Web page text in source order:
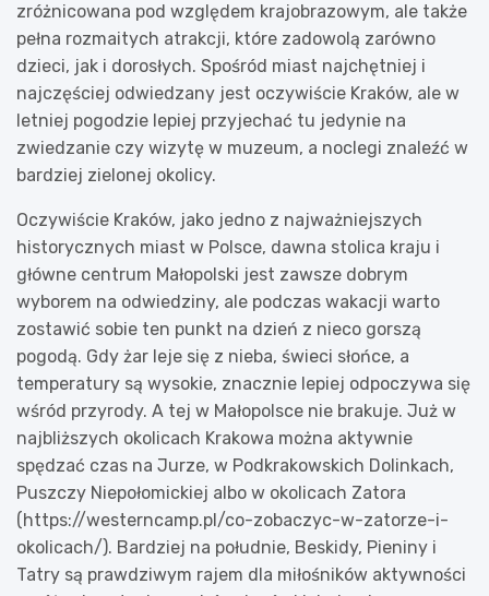
zróżnicowana pod względem krajobrazowym, ale także
pełna rozmaitych atrakcji, które zadowolą zarówno
dzieci, jak i dorosłych. Spośród miast najchętniej i
najczęściej odwiedzany jest oczywiście Kraków, ale w
letniej pogodzie lepiej przyjechać tu jedynie na
zwiedzanie czy wizytę w muzeum, a noclegi znaleźć w
bardziej zielonej okolicy.
Oczywiście Kraków, jako jedno z najważniejszych
historycznych miast w Polsce, dawna stolica kraju i
główne centrum Małopolski jest zawsze dobrym
wyborem na odwiedziny, ale podczas wakacji warto
zostawić sobie ten punkt na dzień z nieco gorszą
pogodą. Gdy żar leje się z nieba, świeci słońce, a
temperatury są wysokie, znacznie lepiej odpoczywa się
wśród przyrody. A tej w Małopolsce nie brakuje. Już w
najbliższych okolicach Krakowa można aktywnie
spędzać czas na Jurze, w Podkrakowskich Dolinkach,
Puszczy Niepołomickiej albo w okolicach Zatora
(https://westerncamp.pl/co-zobaczyc-w-zatorze-i-
okolicach/). Bardziej na południe, Beskidy, Pieniny i
Tatry są prawdziwym rajem dla miłośników aktywności